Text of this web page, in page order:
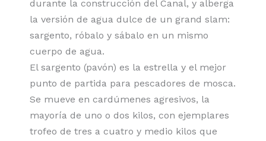
durante la construcción del Canal, y alberga
la versión de agua dulce de un grand slam:
sargento, róbalo y sábalo en un mismo
cuerpo de agua.
El sargento (pavón) es la estrella y el mejor
punto de partida para pescadores de mosca.
Se mueve en cardúmenes agresivos, la
mayoría de uno o dos kilos, con ejemplares
trofeo de tres a cuatro y medio kilos que